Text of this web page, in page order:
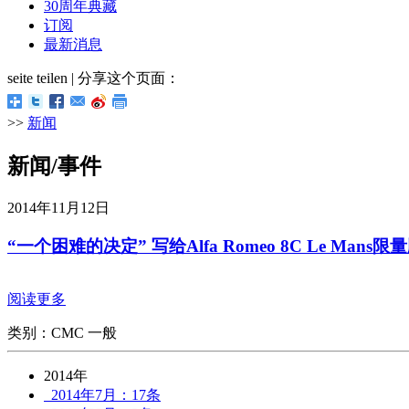
30周年典藏
订阅
最新消息
seite teilen | 分享这个页面：
>> 新闻
新闻/事件
2014年11月12日
“一个困难的决定” 写给Alfa Romeo 8C Le Mans限
阅读更多
类别：CMC 一般
2014年
2014年7月：17条